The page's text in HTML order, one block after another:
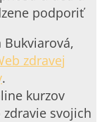
zdravej
.
kurzov
svojich